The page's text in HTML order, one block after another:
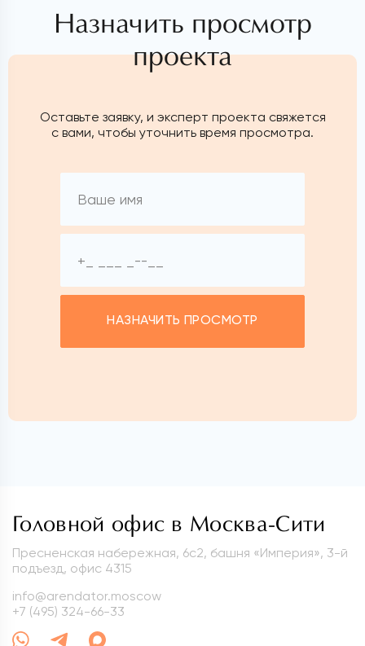
Назначить просмотр
проекта
Оставьте заявку, и эксперт проекта свяжется
с вами, чтобы уточнить время просмотра.
НАЗНАЧИТЬ ПРОСМОТР
Головной офис в Москва-Сити
Пресненская набережная, 6с2, башня «Империя», 3-й
подъезд, офис 4315
info@arendator.moscow
+7 (495) 324-66-33